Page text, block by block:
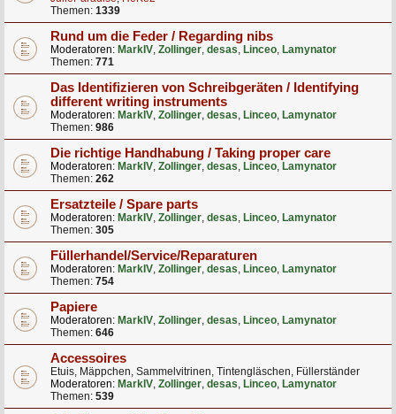
Themen: 1339
Rund um die Feder / Regarding nibs
Moderatoren: MarkIV, Zollinger, desas, Linceo, Lamynator
Themen: 771
Das Identifizieren von Schreibgeräten / Identifying
different writing instruments
Moderatoren: MarkIV, Zollinger, desas, Linceo, Lamynator
Themen: 986
Die richtige Handhabung / Taking proper care
Moderatoren: MarkIV, Zollinger, desas, Linceo, Lamynator
Themen: 262
Ersatzteile / Spare parts
Moderatoren: MarkIV, Zollinger, desas, Linceo, Lamynator
Themen: 305
Füllerhandel/Service/Reparaturen
Moderatoren: MarkIV, Zollinger, desas, Linceo, Lamynator
Themen: 754
Papiere
Moderatoren: MarkIV, Zollinger, desas, Linceo, Lamynator
Themen: 646
Accessoires
Etuis, Mäppchen, Sammelvitrinen, Tintengläschen, Füllerständer
Moderatoren: MarkIV, Zollinger, desas, Linceo, Lamynator
Themen: 539